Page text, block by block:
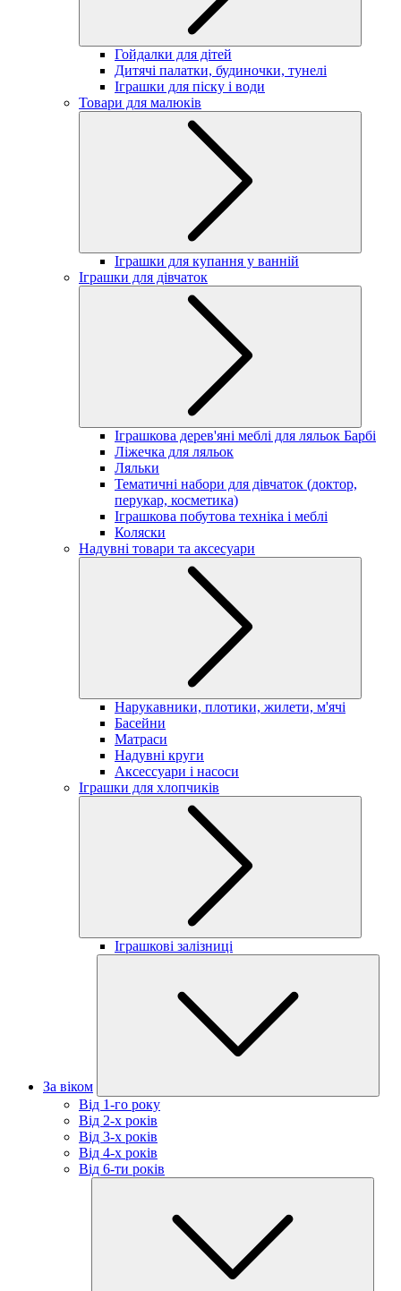
Гойдалки для дітей
Дитячі палатки, будиночки, тунелі
Іграшки для піску і води
Товари для малюків
Іграшки для купання у ванній
Іграшки для дівчаток
Іграшкова дерев'яні меблі для ляльок Барбі
Ліжечка для ляльок
Ляльки
Тематичні набори для дівчаток (доктор,
перукар, косметика)
Іграшкова побутова техніка і меблі
Коляски
Надувні товари та аксесуари
Нарукавники, плотики, жилети, м'ячі
Басейни
Матраси
Надувні круги
Аксессуари і насоси
Іграшки для хлопчиків
Іграшкові залізниці
За віком
Від 1-го року
Від 2-х років
Від 3-х років
Від 4-х років
Від 6-ти років